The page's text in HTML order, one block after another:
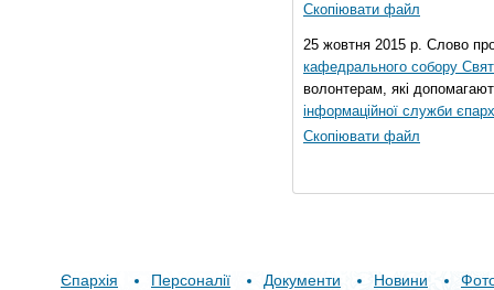
Скопіювати файл
25 жовтня 2015 р. Слово
кафедрального собору
волонтерам, які
інформаційної служби
Скопіювати файл
Єпархія Персоналії Документи Новини